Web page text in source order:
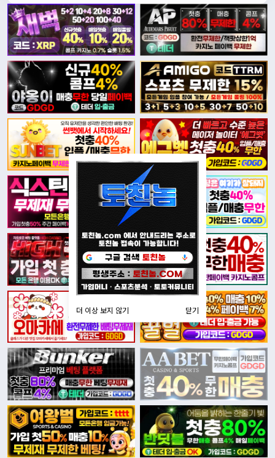
더 이상 보지 않기 닫기